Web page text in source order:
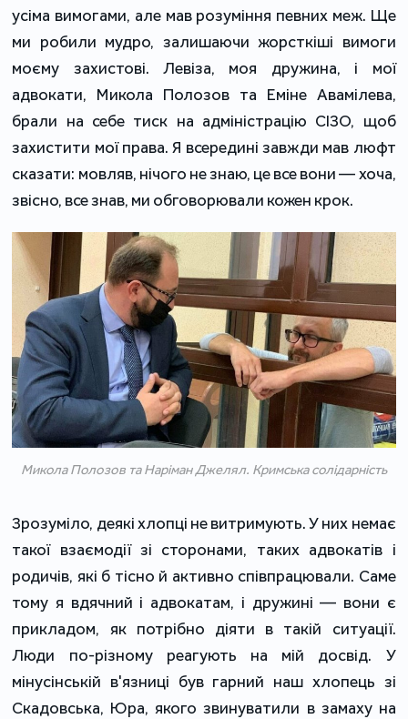
усіма вимогами, але мав розуміння певних меж. Ще
ми робили мудро, залишаючи жорсткіші вимоги
моєму захистові. Левіза, моя дружина, і мої
адвокати, Микола Полозов та Еміне Авамілева,
брали на себе тиск на адміністрацію СІЗО, щоб
захистити мої права. Я всередині завжди мав люфт
сказати: мовляв, нічого не знаю, це все вони — хоча,
звісно, все знав, ми обговорювали кожен крок.
Микола Полозов та Наріман Джелял. Кримська солідарність
Зрозуміло, деякі хлопці не витримують. У них немає
такої взаємодії зі сторонами, таких адвокатів і
родичів, які б тісно й активно співпрацювали. Саме
тому я вдячний і адвокатам, і дружині — вони є
прикладом, як потрібно діяти в такій ситуації.
Люди по-різному реагують на мій досвід. У
мінусінській в'язниці був гарний наш хлопець зі
Скадовська, Юра, якого звинуватили в замаху на